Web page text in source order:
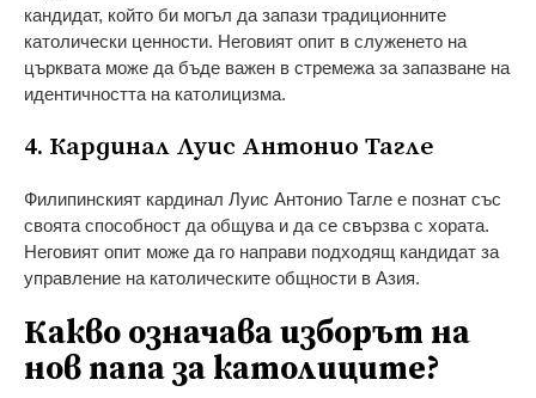
кандидат, който би могъл да запази традиционните
католически ценности. Неговият опит в служенето на
църквата може да бъде важен в стремежа за запазване на
идентичността на католицизма.
4. Кардинал Луис Антонио Тагле
Филипинският кардинал Луис Антонио Тагле е познат със
своята способност да общува и да се свързва с хората.
Неговият опит може да го направи подходящ кандидат за
управление на католическите общности в Азия.
Какво означава изборът на
нов папа за католиците?